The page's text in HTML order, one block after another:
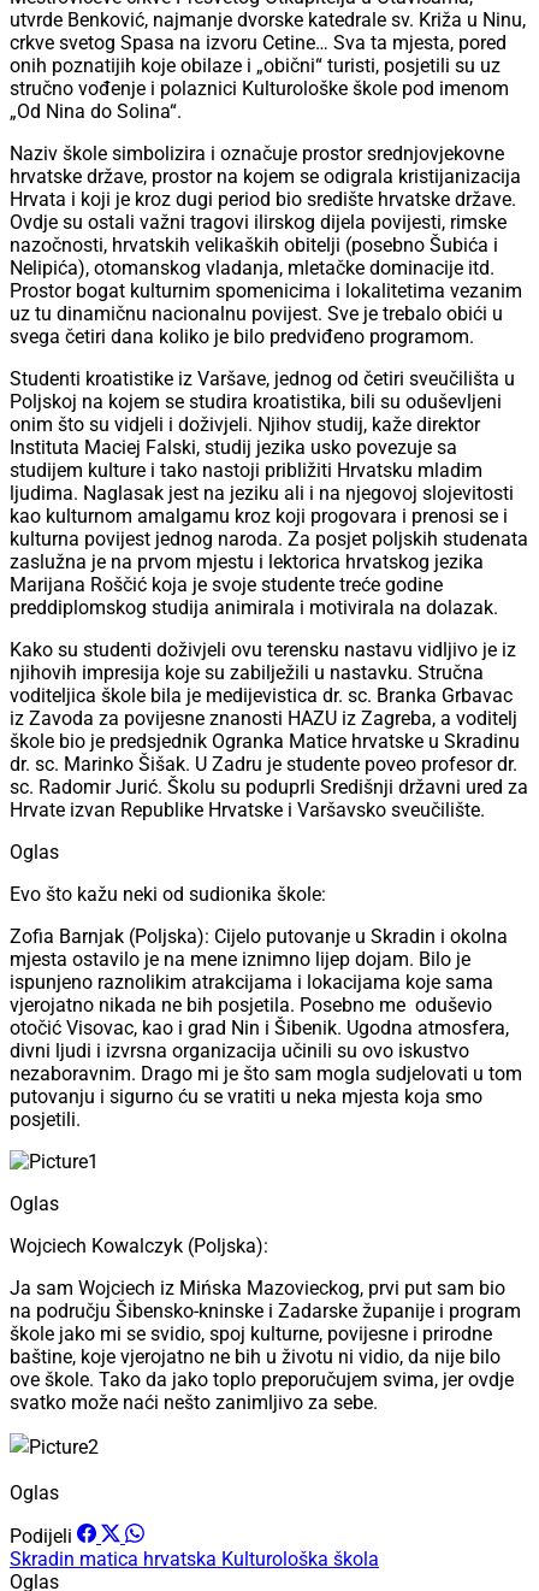
utvrde Benković, najmanje dvorske katedrale sv. Križa u Ninu,
crkve svetog Spasa na izvoru Cetine… Sva ta mjesta, pored
onih poznatijih koje obilaze i „obični“ turisti, posjetili su uz
stručno vođenje i polaznici Kulturološke škole pod imenom
„Od Nina do Solina“.
Naziv škole simbolizira i označuje prostor srednjovjekovne
hrvatske države, prostor na kojem se odigrala kristijanizacija
Hrvata i koji je kroz dugi period bio središte hrvatske države.
Ovdje su ostali važni tragovi ilirskog dijela povijesti, rimske
nazočnosti, hrvatskih velikaških obitelji (posebno Šubića i
Nelipića), otomanskog vladanja, mletačke dominacije itd.
Prostor bogat kulturnim spomenicima i lokalitetima vezanim
uz tu dinamičnu nacionalnu povijest. Sve je trebalo obići u
svega četiri dana koliko je bilo predviđeno programom.
Studenti kroatistike iz Varšave, jednog od četiri sveučilišta u
Poljskoj na kojem se studira kroatistika, bili su oduševljeni
onim što su vidjeli i doživjeli. Njihov studij, kaže direktor
Instituta Maciej Falski, studij jezika usko povezuje sa
studijem kulture i tako nastoji približiti Hrvatsku mladim
ljudima. Naglasak jest na jeziku ali i na njegovoj slojevitosti
kao kulturnom amalgamu kroz koji progovara i prenosi se i
kulturna povijest jednog naroda. Za posjet poljskih studenata
zaslužna je na prvom mjestu i lektorica hrvatskog jezika
Marijana Roščić koja je svoje studente treće godine
preddiplomskog studija animirala i motivirala na dolazak.
Kako su studenti doživjeli ovu terensku nastavu vidljivo je iz
njihovih impresija koje su zabilježili u nastavku. Stručna
voditeljica škole bila je medijevistica dr. sc. Branka Grbavac
iz Zavoda za povijesne znanosti HAZU iz Zagreba, a voditelj
škole bio je predsjednik Ogranka Matice hrvatske u Skradinu
dr. sc. Marinko Šišak. U Zadru je studente poveo profesor dr.
sc. Radomir Jurić. Školu su poduprli Središnji državni ured za
Hrvate izvan Republike Hrvatske i Varšavsko sveučilište.
Oglas
Evo što kažu neki od sudionika škole:
Zofia Barnjak (Poljska): Cijelo putovanje u Skradin i okolna
mjesta ostavilo je na mene iznimno lijep dojam. Bilo je
ispunjeno raznolikim atrakcijama i lokacijama koje sama
vjerojatno nikada ne bih posjetila. Posebno me oduševio
otočić Visovac, kao i grad Nin i Šibenik. Ugodna atmosfera,
divni ljudi i izvrsna organizacija učinili su ovo iskustvo
nezaboravnim. Drago mi je što sam mogla sudjelovati u tom
putovanju i sigurno ću se vratiti u neka mjesta koja smo
posjetili.
Oglas
Wojciech Kowalczyk (Poljska):
Ja sam Wojciech iz Mińska Mazovieckog, prvi put sam bio
na području Šibensko-kninske i Zadarske županije i program
škole jako mi se svidio, spoj kulturne, povijesne i prirodne
baštine, koje vjerojatno ne bih u životu ni vidio, da nije bilo
ove škole. Tako da jako toplo preporučujem svima, jer ovdje
svatko može naći nešto zanimljivo za sebe.
Oglas
Podijeli
Skradin matica hrvatska Kulturološka škola
Oglas